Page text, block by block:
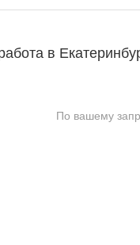
в
По вашему